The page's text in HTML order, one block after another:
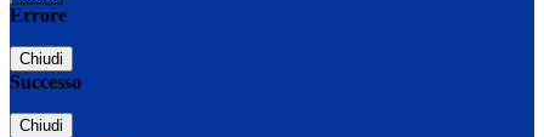
Errore
Chiudi
Successo
Chiudi